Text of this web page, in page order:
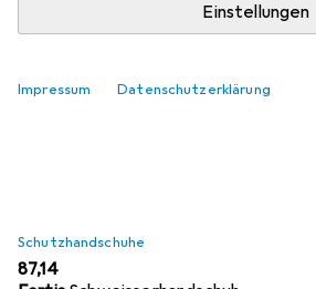
Einstellungen
Impressum Datenschutzerklärung
Beliebt Schutzhandschuhe
Relevanz
Schutzhandschuhe
EUR
87,14